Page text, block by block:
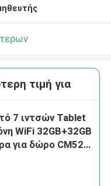
τιμή για
7 ιντσών Tablet
WiFi 32GB+32GB
για δώρο CM522